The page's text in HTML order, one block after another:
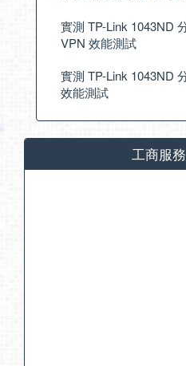
實測 TP-Link 1043ND
VPN 效能測試
實測 TP-Link 1043ND
效能測試
工商服